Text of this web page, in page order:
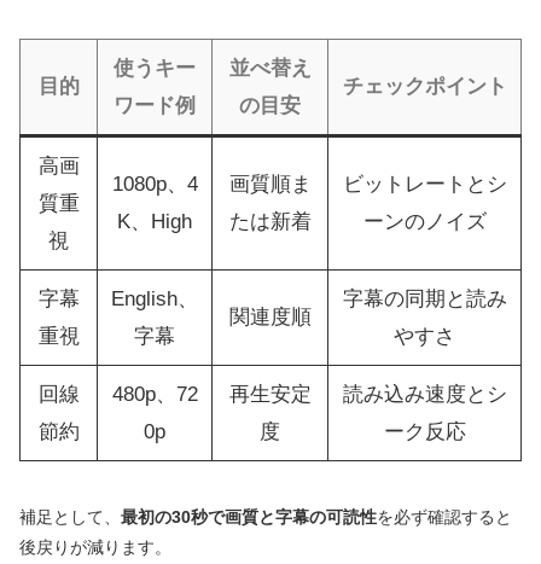
目的
使うキー
ワード例
並べ替え
の目安
チェックポイント
高画
質重
視
1080p、4
K、High
画質順ま
たは新着
ビットレートとシ
ーンのノイズ
字幕
重視
English、
字幕
関連度順
字幕の同期と読み
やすさ
回線
節約
480p、72
0p
再生安定
度
読み込み速度とシ
ーク反応
補足として、 最初の30秒で画質と字幕の可読性を必ず確認すると
後戻りが減ります。